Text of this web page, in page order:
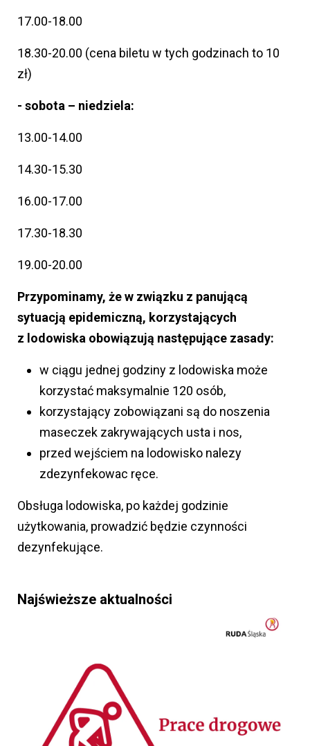
17.00-18.00
18.30-20.00 (cena biletu w tych godzinach to 10
zł)
- sobota – niedziela:
13.00-14.00
14.30-15.30
16.00-17.00
17.30-18.30
19.00-20.00
Przypominamy, że w związku z panującą
sytuacją epidemiczną, korzystających
z lodowiska obowiązują następujące zasady:
w ciągu jednej godziny z lodowiska może
korzystać maksymalnie 120 osób,
korzystający zobowiązani są do noszenia
maseczek zakrywających usta i nos,
przed wejściem na lodowisko nalezy
zdezynfekowac ręce.
Obsługa lodowiska, po każdej godzinie
użytkowania, prowadzić będzie czynności
dezynfekujące.
Najświeższe aktualności